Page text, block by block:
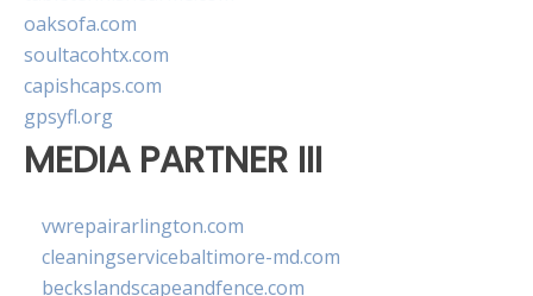
oaksofa.com
soultacohtx.com
capishcaps.com
gpsyfl.org
MEDIA PARTNER III
vwrepairarlington.com
cleaningservicebaltimore-md.com
beckslandscapeandfence.com